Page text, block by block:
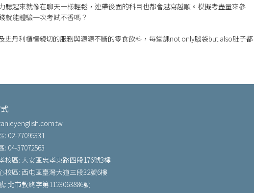
聽起來就像在聊天一樣輕鬆，連帶後面的科目也都會越寫越順。模擬考盡量來參
就能體驗一次考試不香嗎？
史丹利櫃檯親切的服務與源源不斷的零食飲料，每堂課not only腦袋but also肚子都
: 02-77095331
: 04-37072563
校區: 大安區忠孝東路四段176號3樓
校區: 西屯區臺灣大道三段32號6樓
: 北市教終字第1123063886號